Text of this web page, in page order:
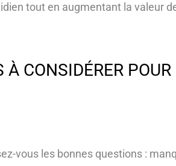
tout en augmentant la valeur
CONSIDÉRER POUR
vous les bonnes questions :